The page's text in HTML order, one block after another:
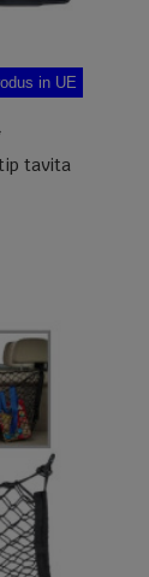
in UE
tavita